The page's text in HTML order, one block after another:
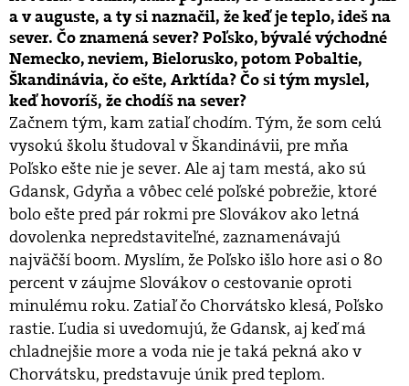
a v auguste, a ty si naznačil, že keď je teplo, ideš na
sever. Čo znamená sever? Poľsko, bývalé východné
Nemecko, neviem, Bielorusko, potom Pobaltie,
Škandinávia, čo ešte, Arktída? Čo si tým myslel,
keď hovoríš, že chodíš na sever?
Začnem tým, kam zatiaľ chodím. Tým, že som celú
vysokú školu študoval v Škandinávii, pre mňa
Poľsko ešte nie je sever. Ale aj tam mestá, ako sú
Gdansk, Gdyňa a vôbec celé poľské pobrežie, ktoré
bolo ešte pred pár rokmi pre Slovákov ako letná
dovolenka nepredstaviteľné, zaznamenávajú
najväčší boom. Myslím, že Poľsko išlo hore asi o 80
percent v záujme Slovákov o cestovanie oproti
minulému roku. Zatiaľ čo Chorvátsko klesá, Poľsko
rastie. Ľudia si uvedomujú, že Gdansk, aj keď má
chladnejšie more a voda nie je taká pekná ako v
Chorvátsku, predstavuje únik pred teplom.